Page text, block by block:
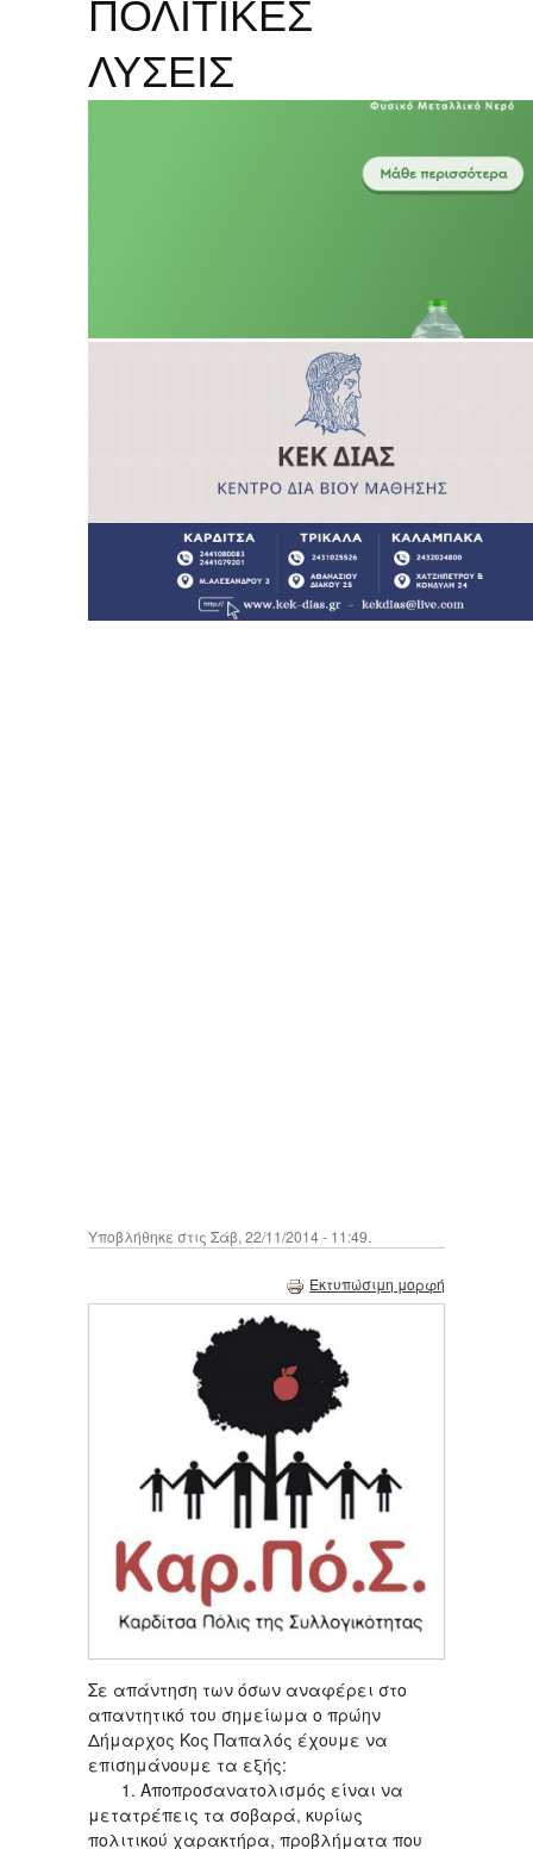
ΠΟΛΙΤΙΚΕΣ
ΛΥΣΕΙΣ
Υποβλήθηκε στις Σάβ, 22/11/2014 - 11:49.
Εκτυπώσιμη μορφή
Σε απάντηση των όσων αναφέρει στο
απαντητικό του σημείωμα ο πρώην
Δήμαρχος Κος Παπαλός έχουμε να
επισημάνουμε τα εξής:
1. Αποπροσανατολισμός είναι να
μετατρέπεις τα σοβαρά, κυρίως
πολιτικού χαρακτήρα, προβλήματα που